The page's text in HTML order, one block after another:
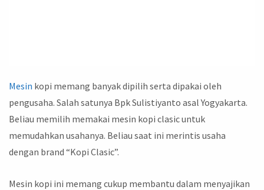
Mesin kopi memang banyak dipilih serta dipakai oleh
pengusaha. Salah satunya Bpk Sulistiyanto asal Yogyakarta.
Beliau memilih memakai mesin kopi clasic untuk
memudahkan usahanya. Beliau saat ini merintis usaha
dengan brand “Kopi Clasic”.
Mesin kopi ini memang cukup membantu dalam menyajikan